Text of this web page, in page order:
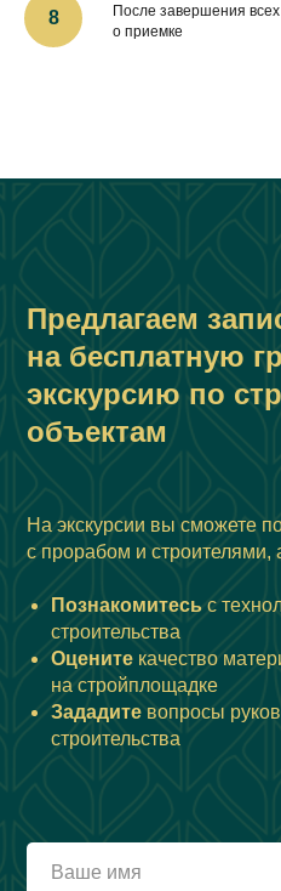
После завершения
о приемке
Предлагаем
на бесплатную
экскурсию по
объектам
На экскурсии вы сможете
с прорабом и строителями,
Познакомитесь с
строительства
Оцените качество
на стройплощадке
Зададите вопросы
строительства